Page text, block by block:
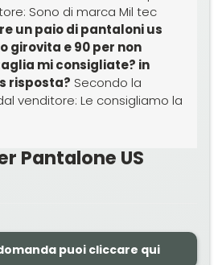
Sono di marca Mil tec
un paio di pantaloni us
girovita e 90 per non
mi consigliate? in
risposta? Secondo la
venditore: Le consigliamo la
Pantalone US
puoi cliccare qui